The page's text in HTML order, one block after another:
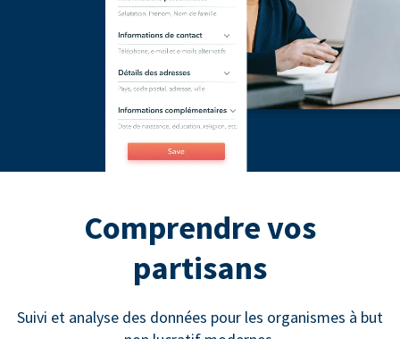
Comprendre vos
partisans
Suivi et analyse des données pour les organismes à but